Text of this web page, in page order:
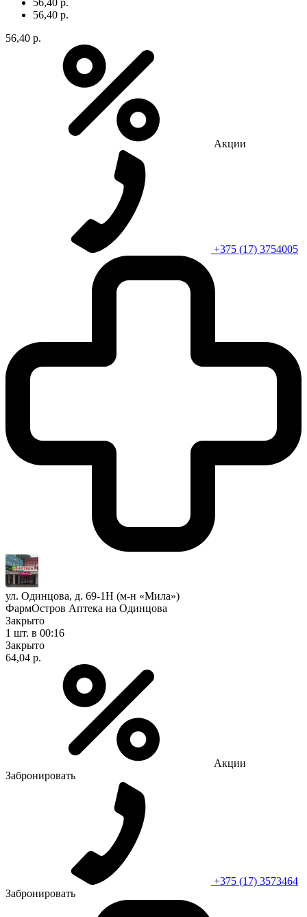
56,40 р.
56,40 р.
Акции
+375 (17) 3754005
ул. Одинцова, д. 69-1Н (м-н «Мила»)
ФармОстров Аптека на Одинцова
Закрыто
1 шт. в 00:16
Закрыто
64,04 р.
Акции
Забронировать
+375 (17) 3573464
Забронировать